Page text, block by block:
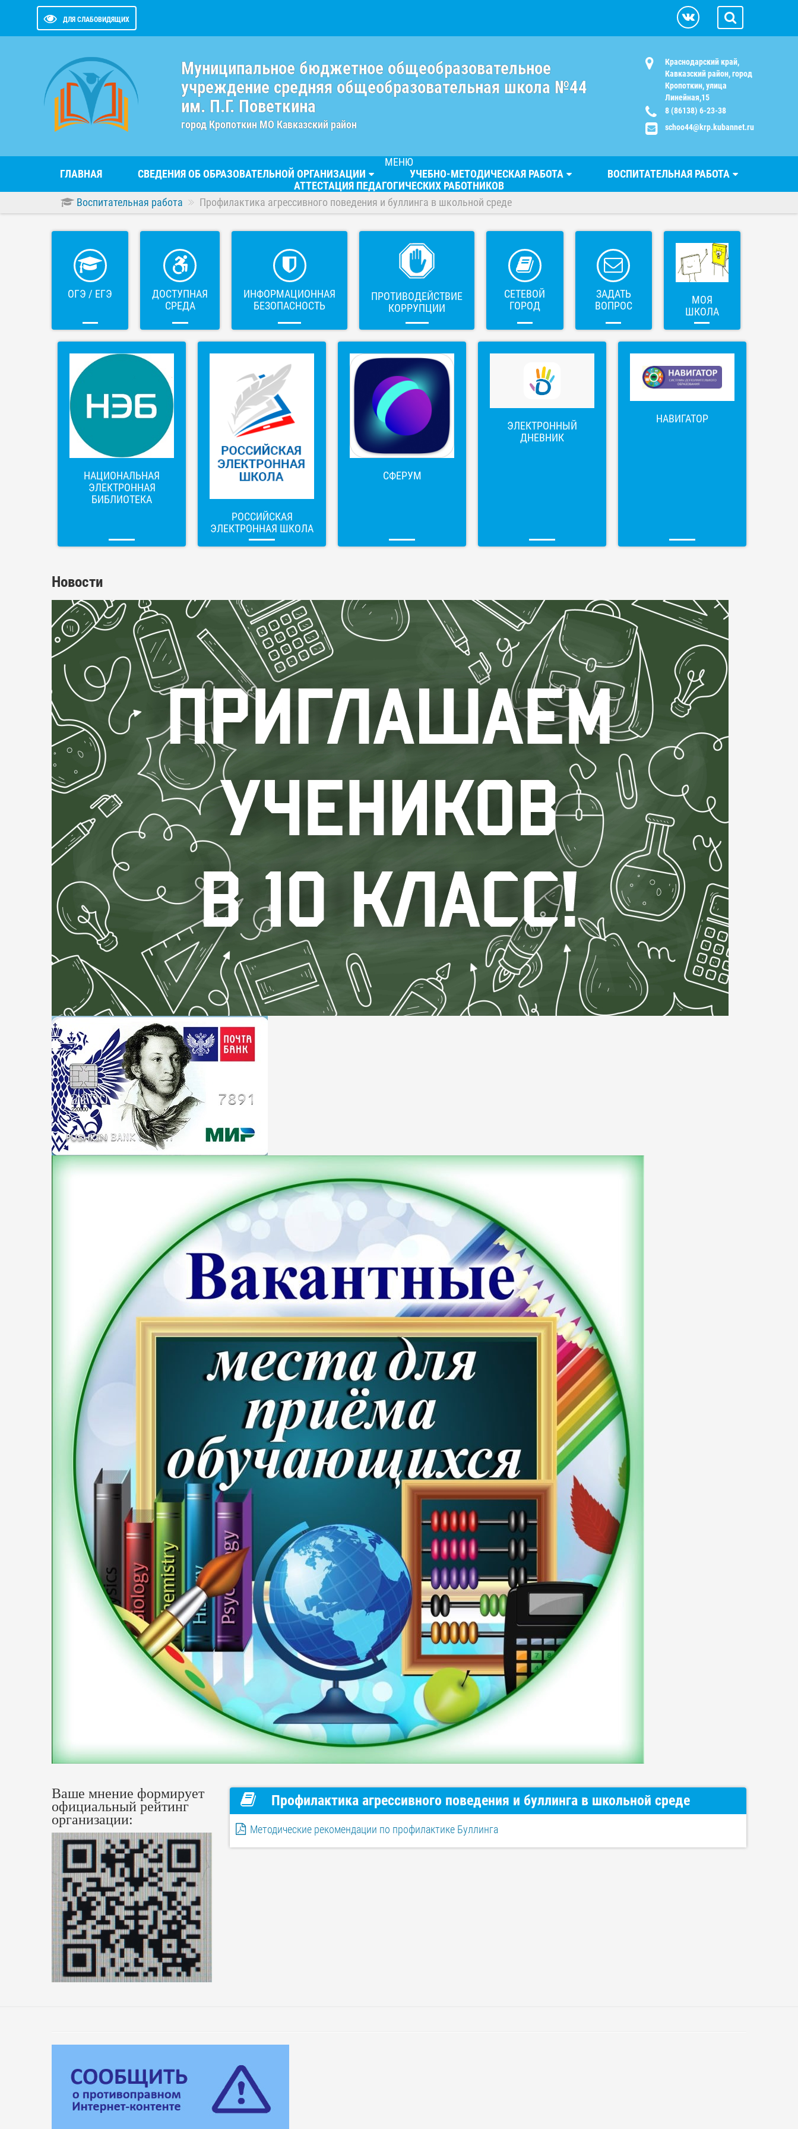
ДЛЯ СЛАБОВИДЯЩИХ
Муниципальное бюджетное общеобразовательное
учреждение средняя общеобразовательная школа №44
им. П.Г. Поветкина
город Кропоткин МО Кавказский район
Краснодарский край,
Кавказский район, город
Кропоткин, улица
Линейная,15
8 (86138) 6-23-38
schoo44@krp.kubannet.ru
МЕНЮ
ГЛАВНАЯ
СВЕДЕНИЯ ОБ ОБРАЗОВАТЕЛЬНОЙ ОРГАНИЗАЦИИ УЧЕБНО-МЕТОДИЧЕСКАЯ РАБОТА
ВОСПИТАТЕЛЬНАЯ РАБОТА
АТТЕСТАЦИЯ ПЕДАГОГИЧЕСКИХ РАБОТНИКОВ
Воспитательная работа
Профилактика агрессивного поведения и буллинга в школьной среде
ОГЭ / ЕГЭ
ДОСТУПНАЯ
СРЕДА
ИНФОРМАЦИОННАЯ
БЕЗОПАСНОСТЬ
ПРОТИВОДЕЙСТВИЕ
КОРРУПЦИИ
СЕТЕВОЙ
ГОРОД
ЗАДАТЬ
ВОПРОС
МОЯ
ШКОЛА
НАЦИОНАЛЬНАЯ
ЭЛЕКТРОННАЯ
БИБЛИОТЕКА
РОССИЙСКАЯ
ЭЛЕКТРОННАЯ ШКОЛА
СФЕРУМ
ЭЛЕКТРОННЫЙ
ДНЕВНИК
НАВИГАТОР
Новости
Ваше мнение формирует
официальный рейтинг
организации:
Профилактика агрессивного поведения и буллинга в школьной среде
Методические рекомендации по профилактике Буллинга